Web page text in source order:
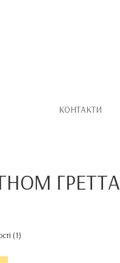
КОНТАКТИ
ГРЕТТА
(1)